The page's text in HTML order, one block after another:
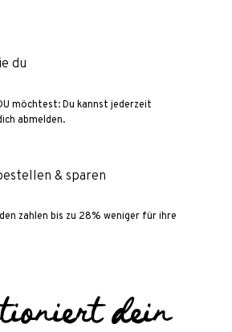
du
möchtest: Du kannst jederzeit
abmelden.
& sparen
zahlen bis zu 28% weniger für ihre
dein